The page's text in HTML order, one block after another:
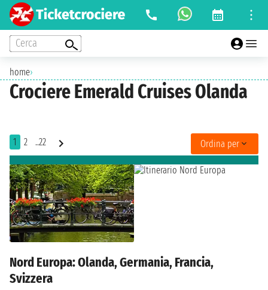
Cerca
home›
Crociere Emerald Cruises Olanda
1 2 ..22 Ordina per
Nord Europa: Olanda, Germania, Francia,
Svizzera